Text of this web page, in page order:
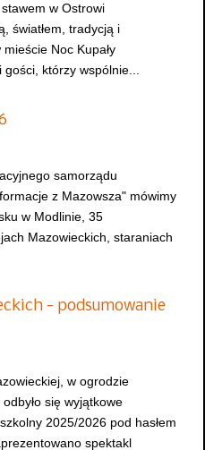
w Ostrowi
światłem, tradycją i
Noc Kupały
gości, którzy wspólnie...
samorządu
z Mazowsza" mówimy
w Modlinie, 35
Mazowieckich, staraniach
- podsumowanie
w ogrodzie
się wyjątkowe
2025/2026 pod hasłem
spektakl